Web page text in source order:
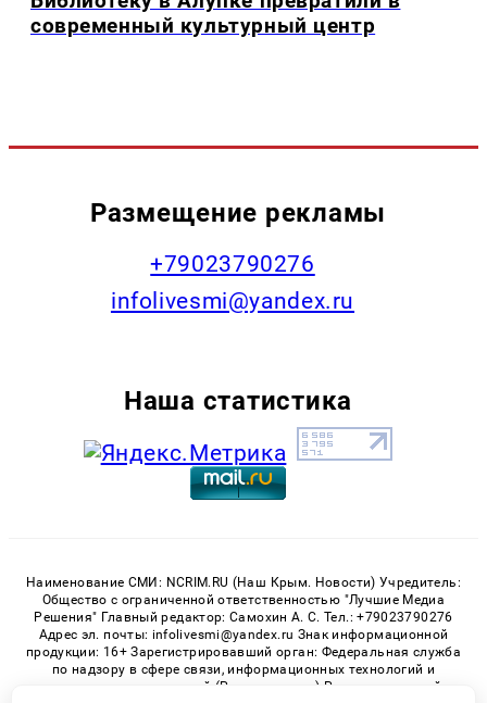
современный культурный центр
Размещение рекламы
+79023790276
infolivesmi@yandex.ru
Наша статистика
Наименование СМИ: NCRIM.RU (Наш Крым. Новости) Учредитель:
Общество с ограниченной ответственностью "Лучшие Медиа
Решения" Главный редактор: Самохин А. С. Тел.: +79023790276
Адрес эл. почты: infolivesmi@yandex.ru Знак информационной
продукции: 16+ Зарегистрировавший орган: Федеральная служба
по надзору в сфере связи, информационных технологий и
массовых коммуникаций (Роскомнадзор) Регистрационный